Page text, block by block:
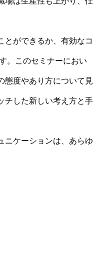
とができるか、有効なコ
。このセミナーにおい
態度やあり方について見
チした新しい考え方と手
ニケーションは、あらゆ